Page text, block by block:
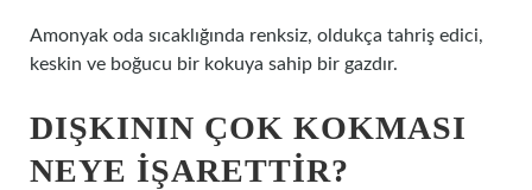
Amonyak oda sıcaklığında renksiz, oldukça tahriş edici,
keskin ve boğucu bir kokuya sahip bir gazdır.
DIŞKININ ÇOK KOKMASI
NEYE IŞARETTIR?